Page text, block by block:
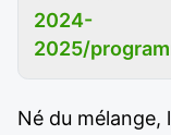
2024-
2025/
Né du mélange,